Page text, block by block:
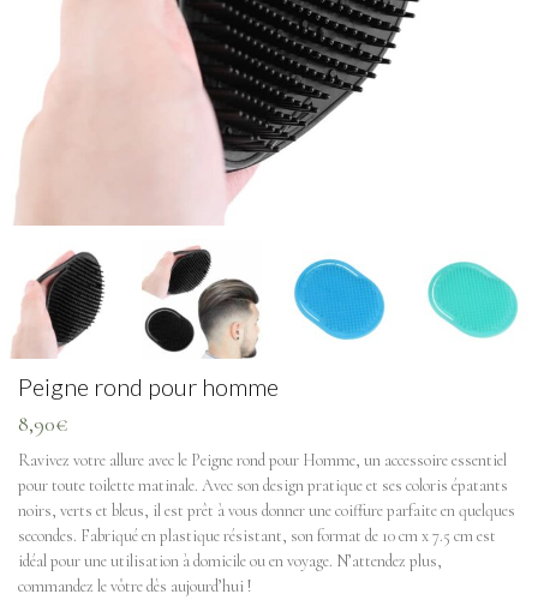
Peigne rond pour homme
8,90€
Ravivez votre allure avec le Peigne rond pour Homme, un accessoire essentiel
pour toute toilette matinale. Avec son design pratique et ses coloris épatants
noirs, verts et bleus, il est prêt à vous donner une coiffure parfaite en quelques
secondes. Fabriqué en plastique résistant, son format de 10 cm x 7.5 cm est
idéal pour une utilisation à domicile ou en voyage. N’attendez plus,
commandez le vôtre dès aujourd’hui !